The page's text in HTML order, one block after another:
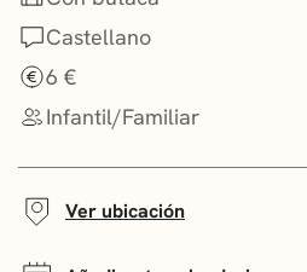
Castellano
6 €
Infantil/Familiar
Ver ubicación